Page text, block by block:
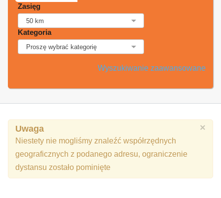
Zasięg
Kategoria
Wyszukiwanie zaawansowane
×
Uwaga
Niestety nie mogliśmy znaleźć współrzędnych
geograficznych z podanego adresu, ograniczenie
dystansu zostało pominięte